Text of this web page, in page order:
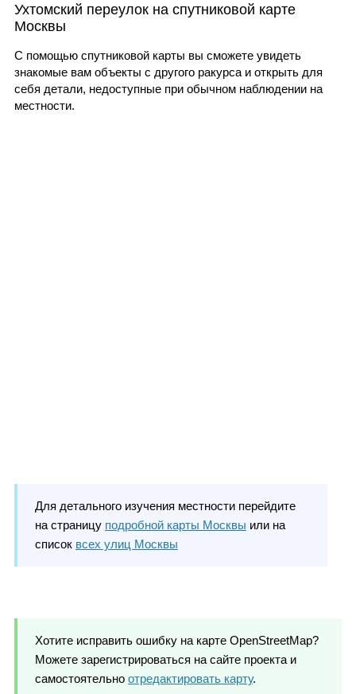
Ухтомский переулок на спутниковой карте
Москвы
С помощью спутниковой карты вы сможете увидеть
знакомые вам объекты с другого ракурса и открыть для
себя детали, недоступные при обычном наблюдении на
местности.
Для детального изучения местности перейдите
на страницу подробной карты Москвы или на
список всех улиц Москвы
Хотите исправить ошибку на карте OpenStreetMap?
Можете зарегистрироваться на сайте проекта и
самостоятельно отредактировать карту.